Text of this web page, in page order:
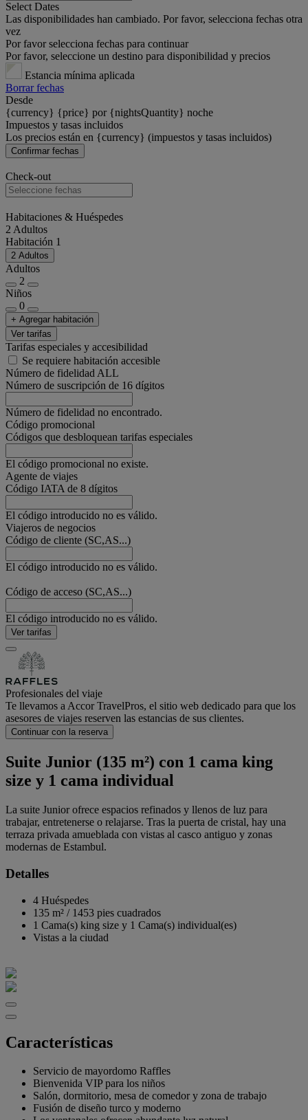
Select Dates
Las disponibilidades han cambiado. Por favor, selecciona fechas otra
vez
Por favor selecciona fechas para continuar
Por favor, seleccione un destino para disponibilidad y precios
Estancia mínima aplicada
Borrar fechas
Desde
{currency} {price} por {nightsQuantity} noche
Impuestos y tasas incluidos
Los precios están en {currency} (impuestos y tasas incluidos)
Confirmar fechas
Check-out
Habitaciones & Huéspedes
2 Adultos
Habitación 1
2 Adultos
Adultos
2
Niños
0
+ Agregar habitación
Ver tarifas
Tarifas especiales y accesibilidad
Se requiere habitación accesible
Número de fidelidad ALL
Número de suscripción de 16 dígitos
Número de fidelidad no encontrado.
Código promocional
Códigos que desbloquean tarifas especiales
El código promocional no existe.
Agente de viajes
Código IATA de 8 dígitos
El código introducido no es válido.
Viajeros de negocios
Código de cliente (SC,AS...)
El código introducido no es válido.
Código de acceso (SC,AS...)
El código introducido no es válido.
Ver tarifas
Profesionales del viaje
Te llevamos a Accor TravelPros, el sitio web dedicado para que los
asesores de viajes reserven las estancias de sus clientes.
Continuar con la reserva
Suite Junior (135 m²) con 1 cama king
size y 1 cama individual
La suite Junior ofrece espacios refinados y llenos de luz para
trabajar, entretenerse o relajarse. Tras la puerta de cristal, hay una
terraza privada amueblada con vistas al casco antiguo y zonas
modernas de Estambul.
Detalles
4 Huéspedes
135 m² / 1453 pies cuadrados
1 Cama(s) king size y 1 Cama(s) individual(es)
Vistas a la ciudad
Características
Servicio de mayordomo Raffles
Bienvenida VIP para los niños
Salón, dormitorio, mesa de comedor y zona de trabajo
Fusión de diseño turco y moderno